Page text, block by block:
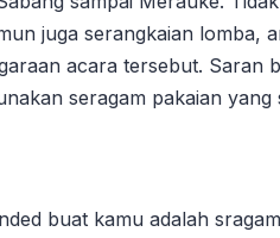
juga serangkaian lomba,
acara tersebut. Saran
seragam pakaian yang
buat kamu adalah